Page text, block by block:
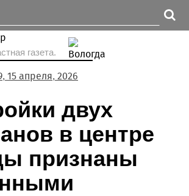
газета.
15 апреля, 2026
двух
в центре
признаны